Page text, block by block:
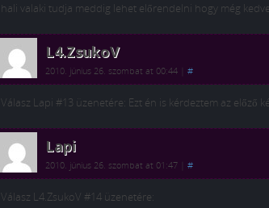
hali valaki tudja meddig lehet előrendelni hogy még
L4.ZsukoV
2010. június 26. szombat at 00:44 #
Válasz Lapi #13 üzenetére: Ezt én is kérdeztem az előző
Lapi
2010. június 26. szombat at 01:47 #
Válasz L4.ZsukoV #14 üzenetére: